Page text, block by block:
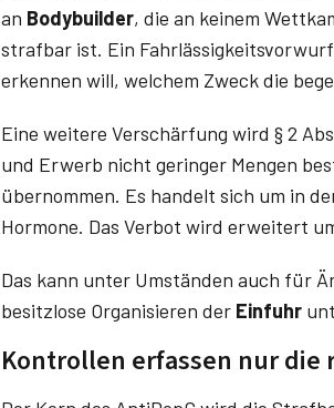
an Bodybuilder, die an keinem
strafbar ist. Ein
erkennen will, welchem Zweck die
Eine weitere Verschärfung wird § 2
und Erwerb nicht geringer Mengen
übernommen. Es handelt sich um in
Hormone. Das Verbot wird erweitert
Das kann unter Umständen auch für
besitzlose Organisieren der Einfuhr
Kontrollen erfassen nur die